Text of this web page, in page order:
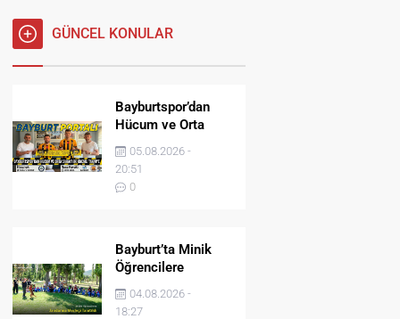
GÜNCEL KONULAR
Bayburtspor’dan
Hücum ve Orta
Sahaya İki Önemli
Takviye
05.08.2026 -
20:51
0
Bayburt’ta Minik
Öğrencilere
Jandarma Mesleği
Tanıtıldı
04.08.2026 -
18:27